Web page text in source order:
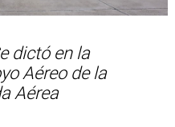
dictó en la
Aéreo de la
Aérea